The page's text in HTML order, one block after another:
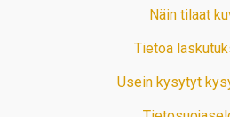
Näin tilaat
Tietoa
Usein kysytyt